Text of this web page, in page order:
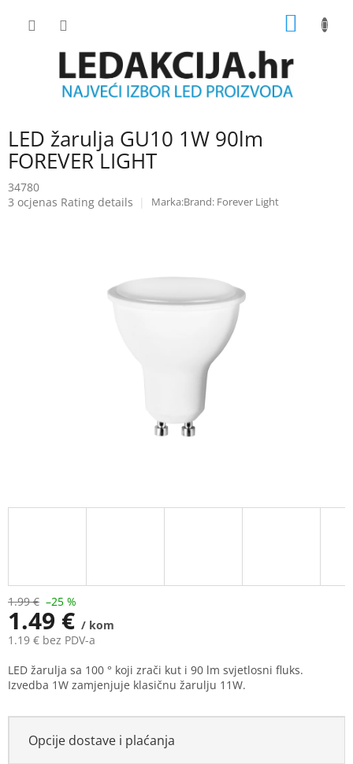
LED žarulja GU10 1W 90lm
FOREVER LIGHT
34780
The
3 ocjenas Rating details Brand: Forever Light
1.99 € –25 %
1.49 € / kom
1.19 € bez PDV-a
Measure
price:
LED žarulja sa 100 ° koji zrači kut i 90 lm svjetlosni fluks.
Izvedba 1W zamjenjuje klasičnu žarulju 11W.
Opcije dostave i plaćanja